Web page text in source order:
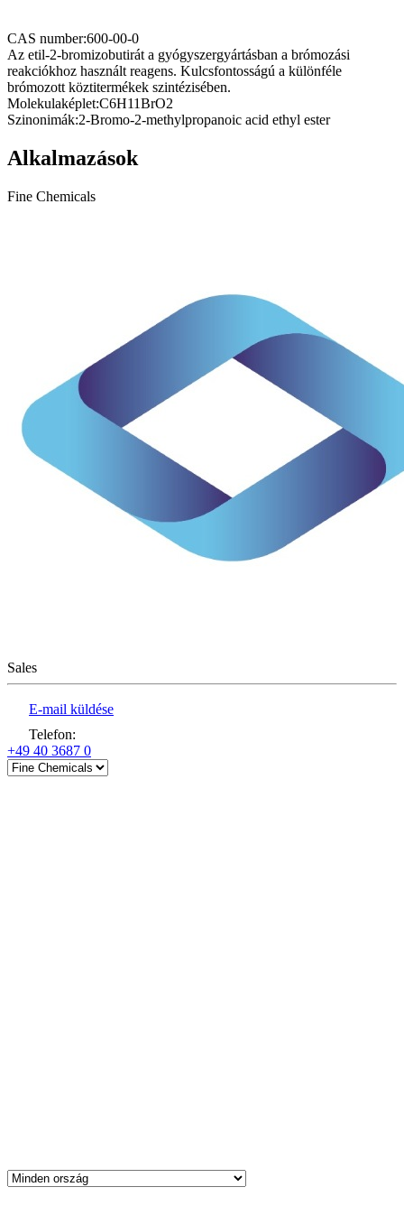
CAS number:600-00-0
Az etil-2-bromizobutirát a gyógyszergyártásban a brómozási
reakciókhoz használt reagens. Kulcsfontosságú a különféle
brómozott köztitermékek szintézisében.
Molekulaképlet:C6H11BrO2
Szinonimák:2-Bromo-2-methylpropanoic acid ethyl ester
Alkalmazások
Fine Chemicals
Sales
E-mail küldése
Telefon:
+49 40 3687 0